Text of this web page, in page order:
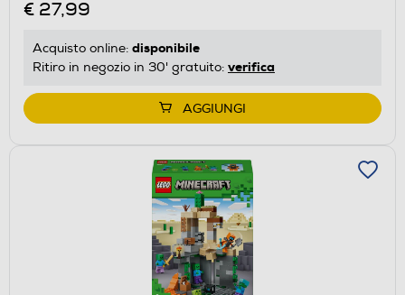
€ 27,99
Acquisto online: disponibile
Ritiro in negozio in 30' gratuito: verifica
AGGIUNGI